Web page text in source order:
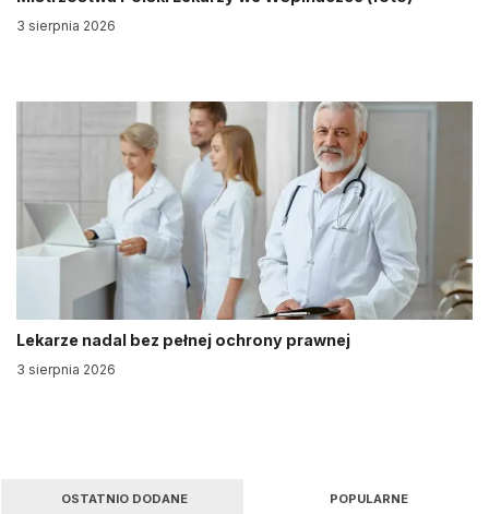
3 sierpnia 2026
Lekarze nadal bez pełnej ochrony prawnej
3 sierpnia 2026
OSTATNIO DODANE POPULARNE